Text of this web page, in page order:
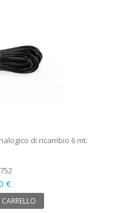
di ricambio 6 mt.
€